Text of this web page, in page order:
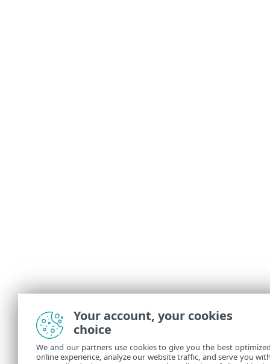
Your account, your cookies
choice
We and our partners use cookies to give you the best
online experience, analyze our website traffic, and serve you